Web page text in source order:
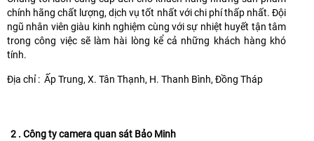
chính hãng chất lượng, dịch vụ tốt nhất với chi phí thấp nhất. Đội
ngũ nhân viên giàu kinh nghiệm cùng với sự nhiệt huyết tận tâm
trong công việc sẽ làm hài lòng kể cả những khách hàng khó
tính.
Địa chỉ : Ấp Trung, X. Tân Thạnh, H. Thanh Bình, Đồng Tháp
2 . Công ty camera quan sát Bảo Minh